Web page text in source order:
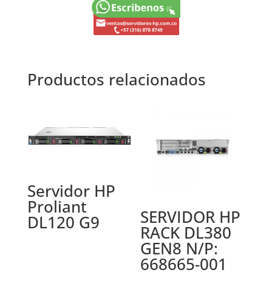
Productos relacionados
Servidor HP
Proliant
DL120 G9 SERVIDOR HP
RACK DL380
GEN8 N/P:
668665-001